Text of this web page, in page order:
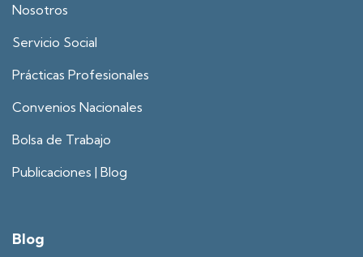
Nosotros
Servicio Social
Prácticas Profesionales
Convenios Nacionales
Bolsa de Trabajo
Publicaciones | Blog
Blog